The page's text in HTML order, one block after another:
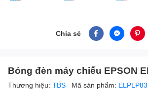
Chia sẻ
Bóng đèn máy chiếu EPSON
Thương hiệu: TBS Mã sản phẩm: ELPLP83